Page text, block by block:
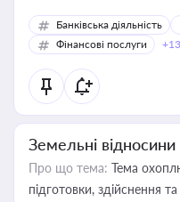
Банківська діяльність
Фінансові послуги
+13
Земельні відносини
Про що тема: Тема
підготовки, здійснення